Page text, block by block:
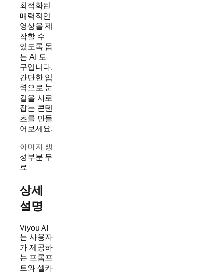
최적화된
매력적인
영상을 제
작할 수
있도록 돕
는 AI 도
구입니다.
간단한 입
력으로 눈
길을 사로
잡는 콘텐
츠를 만들
어보세요.
이미지 생
성부분 무
료
상세
설명
Viyou AI
는 사용자
가 제공하
는 프롬프
트와 셀카